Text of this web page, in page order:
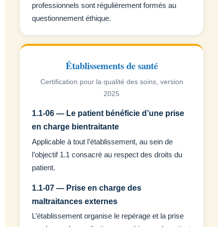
professionnels sont régulièrement formés au
questionnement éthique.
Établissements de santé
Certification pour la qualité des soins, version
2025
1.1-06 — Le patient bénéficie d’une prise
en charge bientraitante
Applicable à tout l’établissement, au sein de
l’objectif 1.1 consacré au respect des droits du
patient.
1.1-07 — Prise en charge des
maltraitances externes
L’établissement organise le repérage et la prise